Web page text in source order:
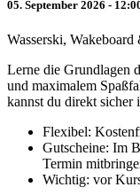
05. September 2026 -
Wasserski,
Lerne die Grundlagen
und maximalem
kannst du direkt sicher
Flexibel:
Gutscheine: Im
Termin
Wichtig: vor